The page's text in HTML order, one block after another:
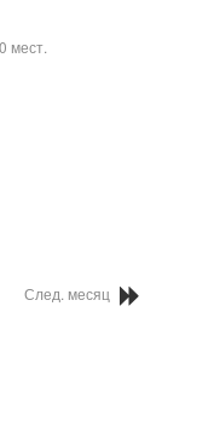
мест.
След. месяц